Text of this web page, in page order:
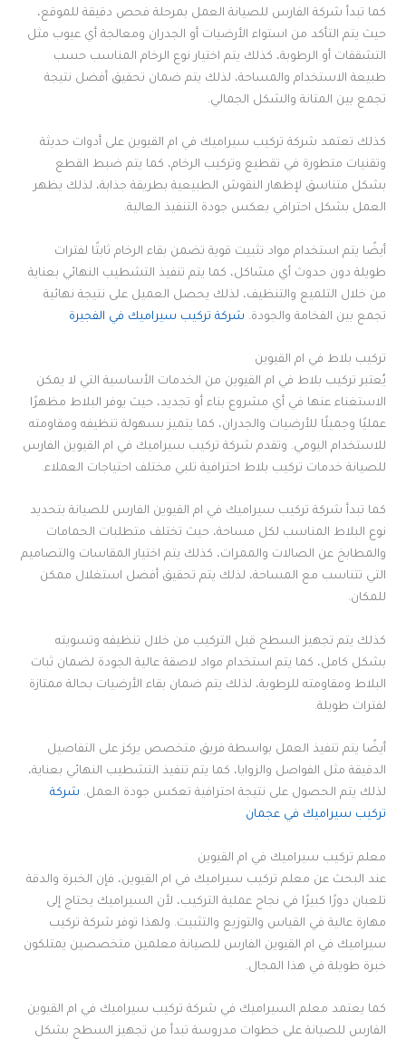
كما تبدأ شركة الفارس للصيانة العمل بمرحلة فحص دقيقة للموقع،
حيث يتم التأكد من استواء الأرضيات أو الجدران ومعالجة أي عيوب مثل
التشققات أو الرطوبة، كذلك يتم اختيار نوع الرخام المناسب حسب
طبيعة الاستخدام والمساحة، لذلك يتم ضمان تحقيق أفضل نتيجة
تجمع بين المتانة والشكل الجمالي.
كذلك تعتمد شركة تركيب سيراميك في ام القيوين على أدوات حديثة
وتقنيات متطورة في تقطيع وتركيب الرخام، كما يتم ضبط القطع
بشكل متناسق لإظهار النقوش الطبيعية بطريقة جذابة، لذلك يظهر
العمل بشكل احترافي يعكس جودة التنفيذ العالية.
أيضًا يتم استخدام مواد تثبيت قوية تضمن بقاء الرخام ثابتًا لفترات
طويلة دون حدوث أي مشاكل، كما يتم تنفيذ التشطيب النهائي بعناية
من خلال التلميع والتنظيف، لذلك يحصل العميل على نتيجة نهائية
تجمع بين الفخامة والجودة. شركة تركيب سيراميك في الفجيرة
تركيب بلاط في ام القيوين
يُعتبر تركيب بلاط في ام القيوين من الخدمات الأساسية التي لا يمكن
الاستغناء عنها في أي مشروع بناء أو تجديد، حيث يوفر البلاط مظهرًا
عمليًا وجميلًا للأرضيات والجدران، كما يتميز بسهولة تنظيفه ومقاومته
للاستخدام اليومي. وتقدم شركة تركيب سيراميك في ام القيوين الفارس
للصيانة خدمات تركيب بلاط احترافية تلبي مختلف احتياجات العملاء.
كما تبدأ شركة تركيب سيراميك في ام القيوين الفارس للصيانة بتحديد
نوع البلاط المناسب لكل مساحة، حيث تختلف متطلبات الحمامات
والمطابخ عن الصالات والممرات، كذلك يتم اختيار المقاسات والتصاميم
التي تتناسب مع المساحة، لذلك يتم تحقيق أفضل استغلال ممكن
للمكان.
كذلك يتم تجهيز السطح قبل التركيب من خلال تنظيفه وتسويته
بشكل كامل، كما يتم استخدام مواد لاصقة عالية الجودة لضمان ثبات
البلاط ومقاومته للرطوبة، لذلك يتم ضمان بقاء الأرضيات بحالة ممتازة
لفترات طويلة.
أيضًا يتم تنفيذ العمل بواسطة فريق متخصص يركز على التفاصيل
الدقيقة مثل الفواصل والزوايا، كما يتم تنفيذ التشطيب النهائي بعناية،
لذلك يتم الحصول على نتيجة احترافية تعكس جودة العمل. شركة
تركيب سيراميك في عجمان
معلم تركيب سيراميك في ام القيوين
عند البحث عن معلم تركيب سيراميك في ام القيوين، فإن الخبرة والدقة
تلعبان دورًا كبيرًا في نجاح عملية التركيب، لأن السيراميك يحتاج إلى
مهارة عالية في القياس والتوزيع والتثبيت. ولهذا توفر شركة تركيب
سيراميك في ام القيوين الفارس للصيانة معلمين متخصصين يمتلكون
خبرة طويلة في هذا المجال.
كما يعتمد معلم السيراميك في شركة تركيب سيراميك في ام القيوين
الفارس للصيانة على خطوات مدروسة تبدأ من تجهيز السطح بشكل